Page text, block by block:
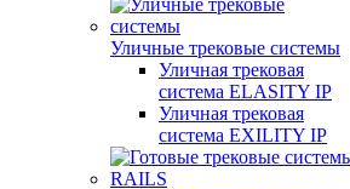
Уличные трековые системы
Уличная трековая
система ELASITY IP
Уличная трековая
система EXILITY IP